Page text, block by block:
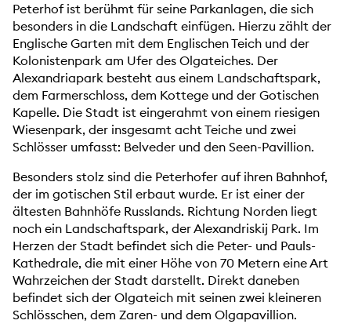
Peterhof ist berühmt für seine Parkanlagen, die sich
besonders in die Landschaft einfügen. Hierzu zählt der
Englische Garten mit dem Englischen Teich und der
Kolonistenpark am Ufer des Olgateiches. Der
Alexandriapark besteht aus einem Landschaftspark,
dem Farmerschloss, dem Kottege und der Gotischen
Kapelle. Die Stadt ist eingerahmt von einem riesigen
Wiesenpark, der insgesamt acht Teiche und zwei
Schlösser umfasst: Belveder und den Seen-Pavillion.
Besonders stolz sind die Peterhofer auf ihren Bahnhof,
der im gotischen Stil erbaut wurde. Er ist einer der
ältesten Bahnhöfe Russlands. Richtung Norden liegt
noch ein Landschaftspark, der Alexandriskij Park. Im
Herzen der Stadt befindet sich die Peter- und Pauls-
Kathedrale, die mit einer Höhe von 70 Metern eine Art
Wahrzeichen der Stadt darstellt. Direkt daneben
befindet sich der Olgateich mit seinen zwei kleineren
Schlösschen, dem Zaren- und dem Olgapavillion.